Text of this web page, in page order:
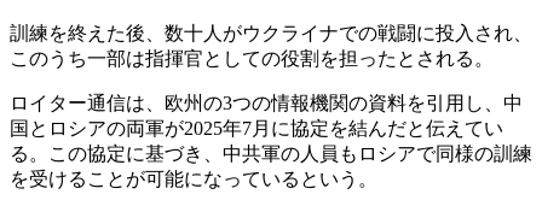
訓練を終えた後、数十人がウクライナでの戦闘に投入され、
このうち一部は指揮官としての役割を担ったとされる。
ロイター通信は、欧州の3つの情報機関の資料を引用し、中
国とロシアの両軍が2025年7月に協定を結んだと伝えてい
る。この協定に基づき、中共軍の人員もロシアで同様の訓練
を受けることが可能になっているという。